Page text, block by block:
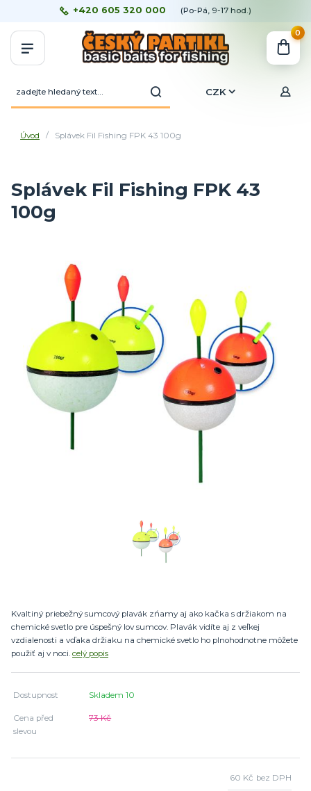
CZK
+420 605 320 000 (Po-Pá, 9-17 hod.)
0
Úvod Splávek Fil Fishing FPK 43 100g
Splávek Fil Fishing FPK 43
100g
Kvaltiný priebežný sumcový plavák zńamy aj ako kačka s držiakom na
chemické svetlo pre úspešný lov sumcov. Plavák vidíte aj z veľkej
vzdialenosti a vďaka držiaku na chemické svetlo ho plnohodnotne môžete
použiť aj v noci. celý popis
Dostupnost Skladem 10
Cena před
slevou
73 Kč
60 Kč bez DPH